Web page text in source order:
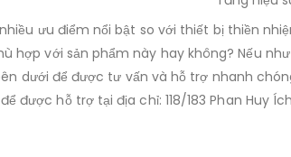
nhiều ưu điểm nổi bật so với thiết bị thiền
với sản phẩm này hay không? Nếu
dưới để được tư vấn và hỗ trợ nhanh
được hỗ trợ tại địa chỉ: 118/183 Phan Huy